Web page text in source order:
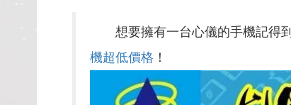
想要擁有一台心儀的手機記得到
機超低價格 ！